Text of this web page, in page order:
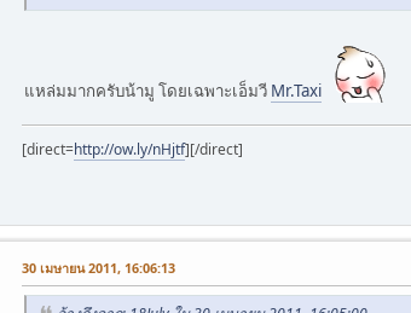
แหล่มมากครับน้ามู โดยเฉพาะเอ็มวี Mr.Taxi
[direct=http://ow.ly/nHjtf][/direct]
30 เมษายน 2011, 16:06:13